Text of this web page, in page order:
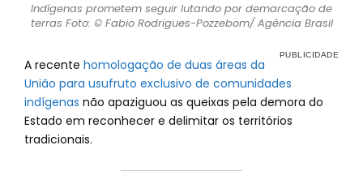
Indígenas prometem seguir lutando por demarcação de
terras Foto: © Fabio Rodrigues-Pozzebom/ Agência Brasil
A recente homologação de duas áreas da
União para usufruto exclusivo de comunidades
indígenas não apaziguou as queixas pela demora do
Estado em reconhecer e delimitar os territórios
tradicionais.